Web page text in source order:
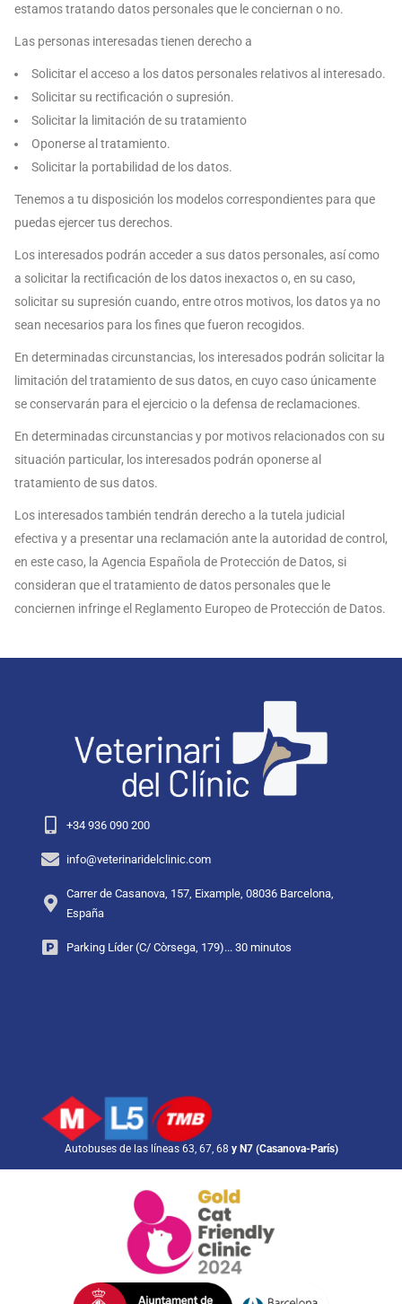
estamos tratando datos personales que le conciernan o no.
Las personas interesadas tienen derecho a
Solicitar el acceso a los datos personales relativos al interesado.
Solicitar su rectificación o supresión.
Solicitar la limitación de su tratamiento
Oponerse al tratamiento.
Solicitar la portabilidad de los datos.
Tenemos a tu disposición los modelos correspondientes para que
puedas ejercer tus derechos.
Los interesados podrán acceder a sus datos personales, así como
a solicitar la rectificación de los datos inexactos o, en su caso,
solicitar su supresión cuando, entre otros motivos, los datos ya no
sean necesarios para los fines que fueron recogidos.
En determinadas circunstancias, los interesados podrán solicitar la
limitación del tratamiento de sus datos, en cuyo caso únicamente
se conservarán para el ejercicio o la defensa de reclamaciones.
En determinadas circunstancias y por motivos relacionados con su
situación particular, los interesados podrán oponerse al
tratamiento de sus datos.
Los interesados también tendrán derecho a la tutela judicial
efectiva y a presentar una reclamación ante la autoridad de control,
en este caso, la Agencia Española de Protección de Datos, si
consideran que el tratamiento de datos personales que le
conciernen infringe el Reglamento Europeo de Protección de Datos.
+34 936 090 200
info@veterinaridelclinic.com
Carrer de Casanova, 157, Eixample, 08036 Barcelona,
España
Parking Líder (C/ Còrsega, 179)... 30 minutos
Autobuses de las líneas 63, 67, 68 y N7 (Casanova-París)